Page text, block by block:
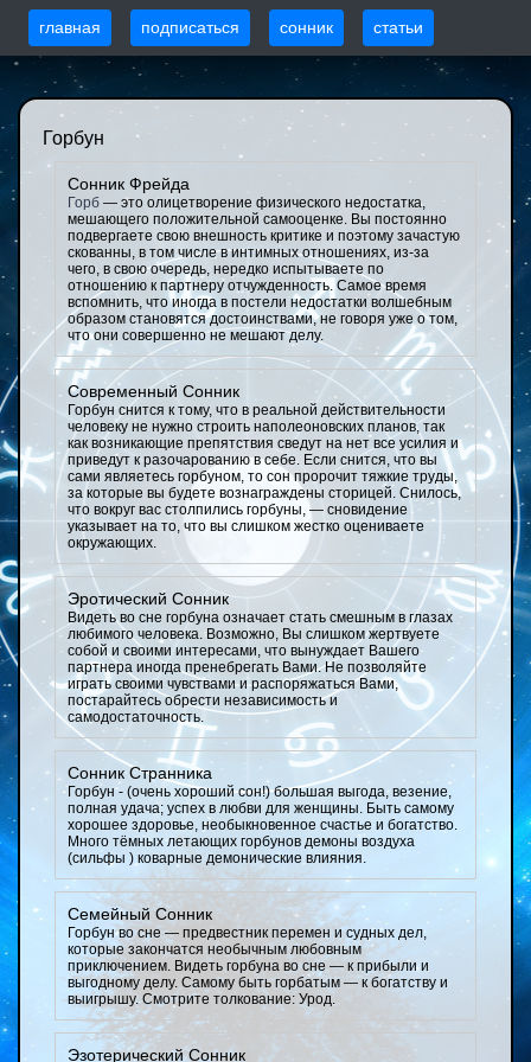
главная подписаться сонник статьи
Горбун
Сонник Фрейда
Горб — это олицетворение физического недостатка,
мешающего положительной самооценке. Вы постоянно
подвергаете свою внешность критике и поэтому зачастую
скованны, в том числе в интимных отношениях, из-за
чего, в свою очередь, нередко испытываете по
отношению к партнеру отчужденность. Самое время
вспомнить, что иногда в постели недостатки волшебным
образом становятся достоинствами, не говоря уже о том,
что они совершенно не мешают делу.
Современный Сонник
Горбун снится к тому, что в реальной действительности
человеку не нужно строить наполеоновских планов, так
как возникающие препятствия сведут на нет все усилия и
приведут к разочарованию в себе. Если снится, что вы
сами являетесь горбуном, то сон пророчит тяжкие труды,
за которые вы будете вознаграждены сторицей. Снилось,
что вокруг вас столпились горбуны, — сновидение
указывает на то, что вы слишком жестко оцениваете
окружающих.
Эротический Сонник
Видеть во сне горбуна означает стать смешным в глазах
любимого человека. Возможно, Вы слишком жертвуете
собой и своими интересами, что вынуждает Вашего
партнера иногда пренебрегать Вами. Не позволяйте
играть своими чувствами и распоряжаться Вами,
постарайтесь обрести независимость и
самодостаточность.
Сонник Странника
Горбун - (очень хороший сон!) большая выгода, везение,
полная удача; успех в любви для женщины. Быть самому
хорошее здоровье, необыкновенное счастье и богатство.
Много тёмных летающих горбунов демоны воздуха
(сильфы ) коварные демонические влияния.
Семейный Сонник
Горбун во сне — предвестник перемен и судных дел,
которые закончатся необычным любовным
приключением. Видеть горбуна во сне — к прибыли и
выгодному делу. Самому быть горбатым — к богатству и
выигрышу. Смотрите толкование: Урод.
Эзотерический Сонник